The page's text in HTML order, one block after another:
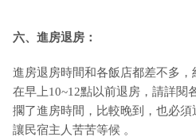
六、進房退房：
進房退房時間和各飯店都差不多
在早上10~12點以前退房，請詳閱
擱了進房時間，比較晚到，也必
讓民宿主人苦苦等候 。